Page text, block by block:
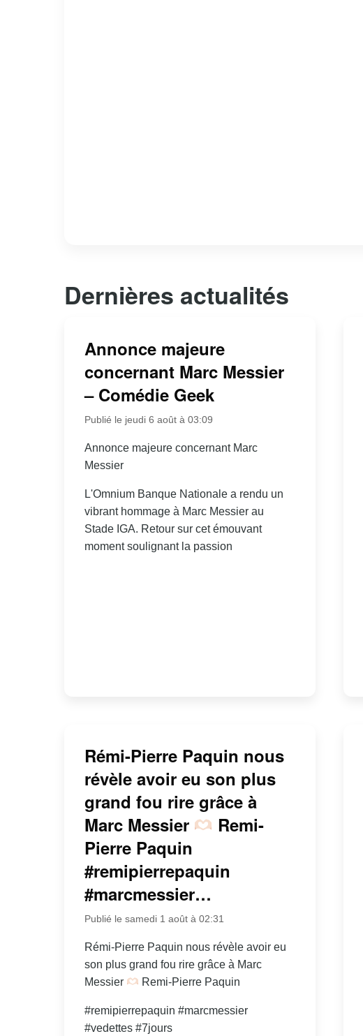
Dernières actualités
Annonce majeure
concernant Marc Messier
– Comédie Geek
Publié le jeudi 6 août à 03:09
Annonce majeure concernant Marc
Messier
L'Omnium Banque Nationale a rendu un
vibrant hommage à Marc Messier au
Stade IGA. Retour sur cet émouvant
moment soulignant la passion
Rémi-Pierre Paquin nous
révèle avoir eu son plus
grand fou rire grâce à
Marc Messier
Remi-
Pierre Paquin
#remipierrepaquin
#marcmessier…
Publié le samedi 1 août à 02:31
Rémi-Pierre Paquin nous révèle avoir eu
son plus grand fou rire grâce à Marc
Messier
Remi-Pierre Paquin
#remipierrepaquin #marcmessier
#vedettes #7jours